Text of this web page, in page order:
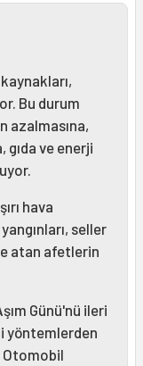
Bu durum
azalmasına,
gıda ve enerji
hava
seller
atan afetlerin
Günü'nü ileri
yöntemlerden
Otomobil